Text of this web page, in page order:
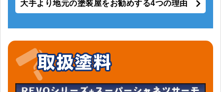
大手より地元の塗装屋をお勧めする4つの理由